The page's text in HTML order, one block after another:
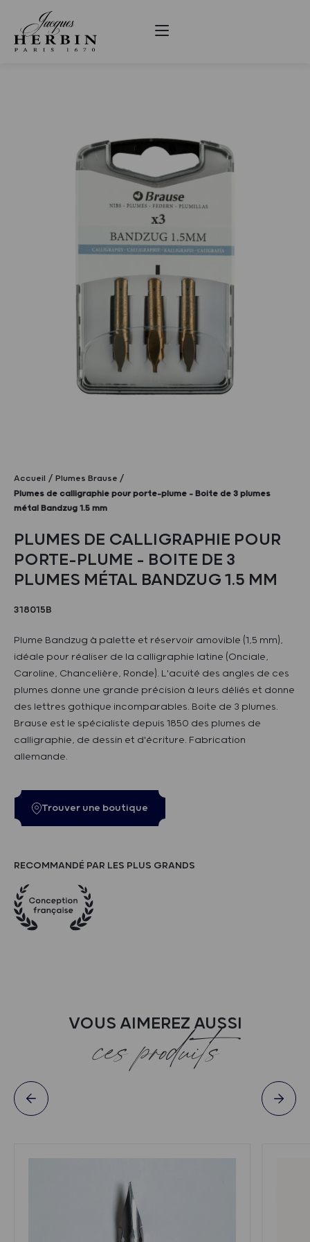
Accueil
Plumes Brause
Plumes de calligraphie pour porte-plume – Boite de 3 plumes
métal Bandzug 1.5 mm
PLUMES DE CALLIGRAPHIE POUR
PORTE-PLUME – BOITE DE 3
PLUMES MÉTAL BANDZUG 1.5 MM
318015B
Plume Bandzug à palette et réservoir amovible (1,5 mm),
idéale pour réaliser de la calligraphie latine (Onciale,
Caroline, Chancelière, Ronde). L'acuité des angles de ces
plumes donne une grande précision à leurs déliés et donne
des lettres gothique incomparables. Boite de 3 plumes.
Brause est le spécialiste depuis 1850 des plumes de
calligraphie, de dessin et d'écriture. Fabrication
allemande.
Trouver une boutique
RECOMMANDÉ PAR LES PLUS GRANDS
VOUS AIMEREZ AUSSI
ces produits